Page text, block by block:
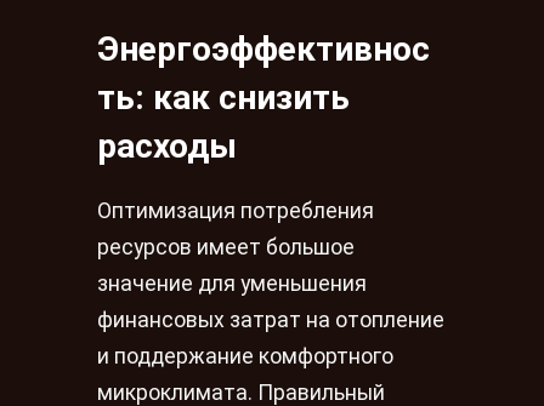
Энергоэффективнос
ть: как снизить
расходы
Оптимизация потребления
ресурсов имеет большое
значение для уменьшения
финансовых затрат на отопление
и поддержание комфортного
микроклимата. Правильный